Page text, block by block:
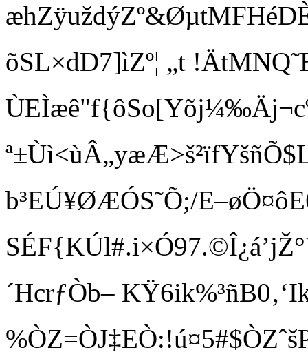
æhZÿužd
õSL×dD7]ìZº¦ „t
ÙEÌæê"f{ôSo[Yõj¼‰Äj¬
b³EÚ¥ØÆÓS˜Õ;/
SÉF{KÚl#.i×Ó97.©Î
´HcrƒÒb–